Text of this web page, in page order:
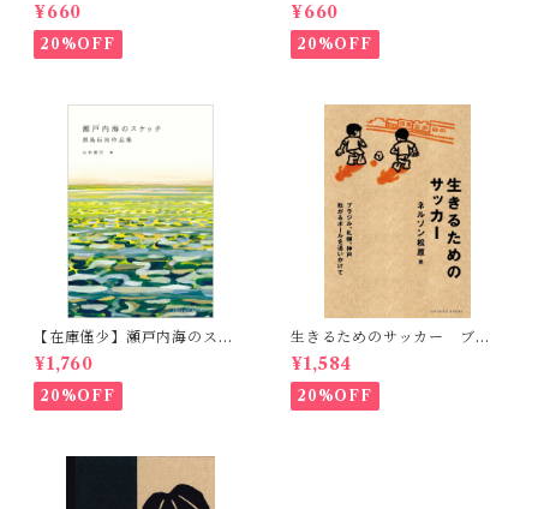
¥660
20%OFF
¥660
20%OFF
【在庫僅少】瀬戸内海のスケ
ッチ 黒島伝治作品集
¥1,760
20%OFF
生きるためのサッカー ブラ
ジル、札幌、神戸 転がるボ
ールを追いかけて
¥1,584
20%OFF